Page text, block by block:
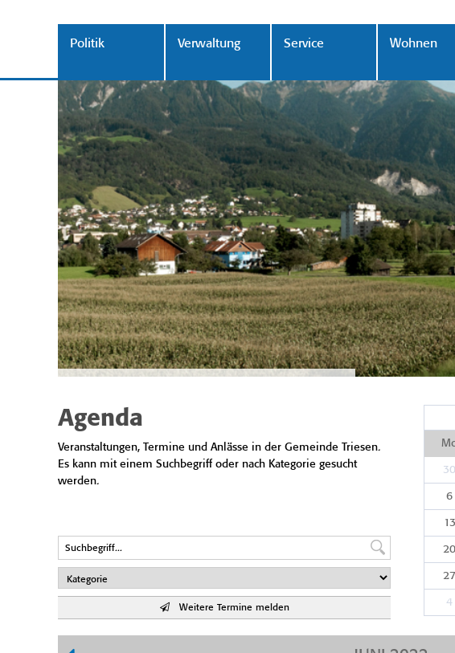
Politik Verwaltung Service Wohnen
Agenda
Veranstaltungen, Termine und Anlässe in der Gemeinde Triesen.
Es kann mit einem Suchbegriff oder nach Kategorie gesucht
werden.
Weitere Termine melden
30
6
13
20
27
4